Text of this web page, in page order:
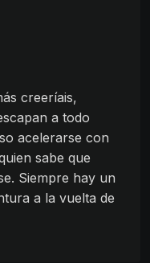
creeríais,
a todo
acelerarse con
sabe que
Siempre hay un
a la vuelta de